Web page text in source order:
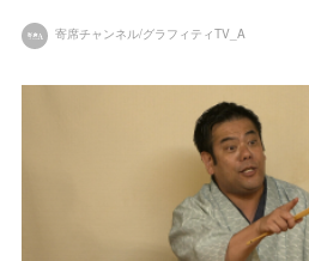
寄席チャンネル/グラフィティTV_A